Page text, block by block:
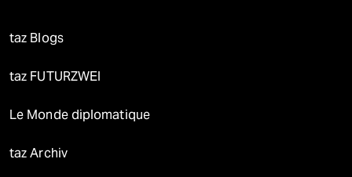
taz Blogs
taz FUTURZWEI
Le Monde diplomatique
taz Archiv